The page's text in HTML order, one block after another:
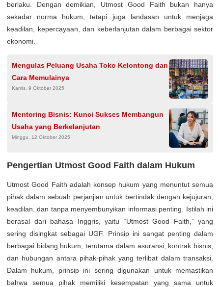
berlaku. Dengan demikian, Utmost Good Faith bukan hanya
sekadar norma hukum, tetapi juga landasan untuk menjaga
keadilan, kepercayaan, dan keberlanjutan dalam berbagai sektor
ekonomi.
Mengulas Peluang Usaha Toko Kelontong dan
Cara Memulainya
Kamis, 9 Oktober 2025
Mentoring Bisnis: Kunci Sukses Membangun
Usaha yang Berkelanjutan
Minggu, 12 Oktober 2025
Pengertian Utmost Good Faith dalam Hukum
Utmost Good Faith adalah konsep hukum yang menuntut semua
pihak dalam sebuah perjanjian untuk bertindak dengan kejujuran,
keadilan, dan tanpa menyembunyikan informasi penting. Istilah ini
berasal dari bahasa Inggris, yaitu “Utmost Good Faith,” yang
sering disingkat sebagai UGF. Prinsip ini sangat penting dalam
berbagai bidang hukum, terutama dalam asuransi, kontrak bisnis,
dan hubungan antara pihak-pihak yang terlibat dalam transaksi.
Dalam hukum, prinsip ini sering digunakan untuk memastikan
bahwa semua pihak memiliki kesempatan yang sama untuk